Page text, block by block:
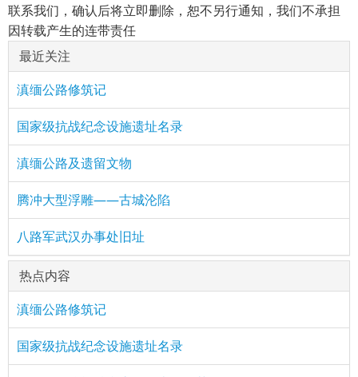
联系我们，确认后将立即删除，恕不另行通知，我们不承担
因转载产生的连带责任
最近关注
滇缅公路修筑记
国家级抗战纪念设施遗址名录
滇缅公路及遗留文物
腾冲大型浮雕——古城沦陷
八路军武汉办事处旧址
热点内容
滇缅公路修筑记
国家级抗战纪念设施遗址名录